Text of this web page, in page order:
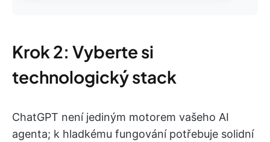
Krok 2: Vyberte si
technologický stack
ChatGPT není jediným motorem vašeho AI
agenta; k hladkému fungování potřebuje solidní